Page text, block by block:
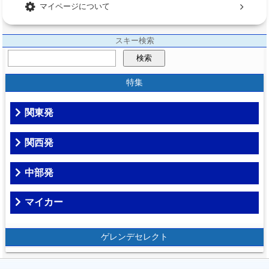
マイページについて
スキー検索
検索
特集
関東発
関西発
中部発
マイカー
ゲレンデセレクト